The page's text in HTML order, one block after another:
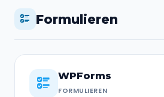
Formulieren
WPForms
FORMULIEREN